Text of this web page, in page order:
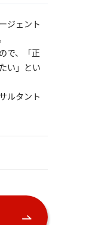
ジェント
で、「正
い」とい
ルタント